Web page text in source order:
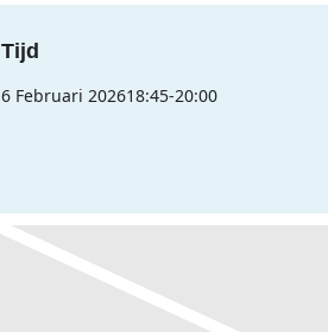
Tijd
6 Februari 202618:45-20:00